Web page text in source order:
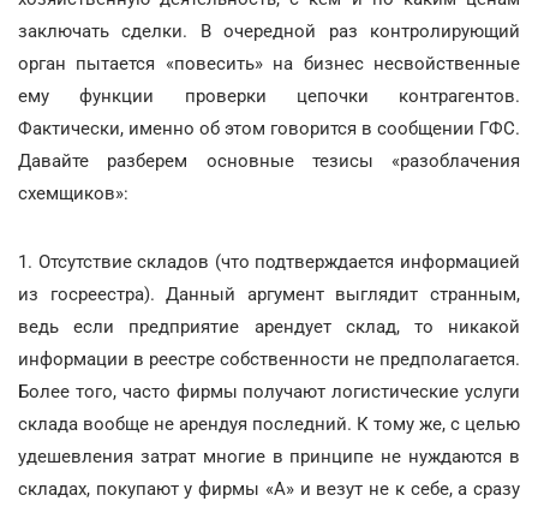
заключать сделки. В очередной раз контролирующий
орган пытается «повесить» на бизнес несвойственные
ему функции проверки цепочки контрагентов.
Фактически, именно об этом говорится в сообщении ГФС.
Давайте разберем основные тезисы «разоблачения
схемщиков»:
1. Отсутствие складов (что подтверждается информацией
из госреестра). Данный аргумент выглядит странным,
ведь если предприятие арендует склад, то никакой
информации в реестре собственности не предполагается.
Более того, часто фирмы получают логистические услуги
склада вообще не арендуя последний. К тому же, с целью
удешевления затрат многие в принципе не нуждаются в
складах, покупают у фирмы «А» и везут не к себе, а сразу